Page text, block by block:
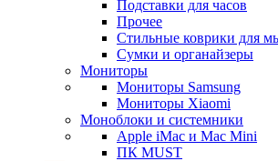
Подставки для часов
Прочее
Стильные коврики для
Сумки и органайзеры
Мониторы
Мониторы Samsung
Мониторы Xiaomi
Моноблоки и системники
Apple iMac и Mac Mini
ПК MUST